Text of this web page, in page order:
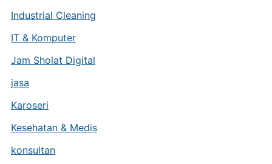
Industrial Cleaning
IT & Komputer
Jam Sholat Digital
jasa
Karoseri
Kesehatan & Medis
konsultan